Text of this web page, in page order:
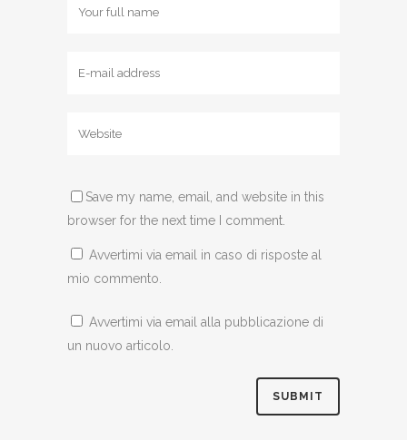
Save my name, email, and website in this
browser for the next time I comment.
Avvertimi via email in caso di risposte al
mio commento.
Avvertimi via email alla pubblicazione di
un nuovo articolo.